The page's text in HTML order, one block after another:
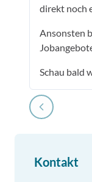
direkt noch
Ansonsten
Schau bald
Kontakt